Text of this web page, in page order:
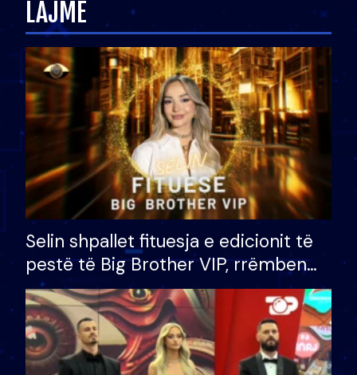
LAJME
Selin shpallet fituesja e edicionit të
pestë të Big Brother VIP, rrëmben
çmimin e madh prej 100 mijë eurosh